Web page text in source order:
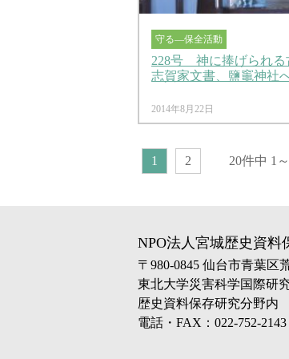
守る―保全活動
228号 神に捧げられる
志賀家文書、鹽竈神社
2014年8月22日
1 2 20件中 1
NPO法人宮城歴史資料
〒980-0845 仙台市青葉区
東北大学災害科学国際研
歴史資料保存研究分野内
電話・FAX：022-752-2143